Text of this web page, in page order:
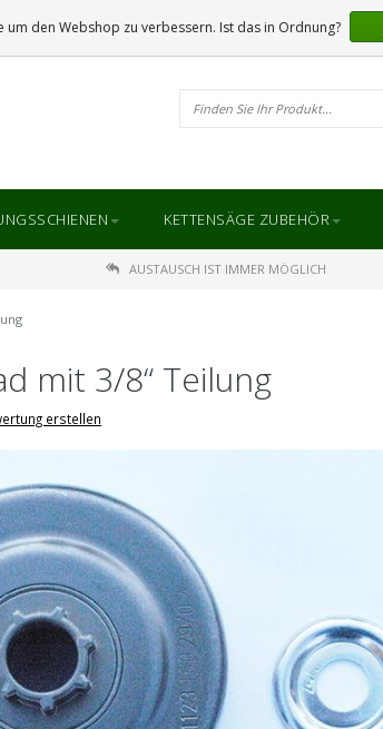
KETTENSÄGE ZUBEHÖR
AUSTAUSCH IST IMMER MÖGLICH
mit 3/8“ Teilung
erstellen
den Webshop zu verbessern. Ist das in Ordnung?